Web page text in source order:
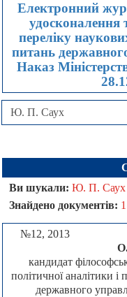
Електронний
удосконалення
переліку
питань
Наказ
Ви шукали: Ю. П. Саух
Знайдено документів: 1
№12, 2013
кандидат
політичної аналітики і
державного